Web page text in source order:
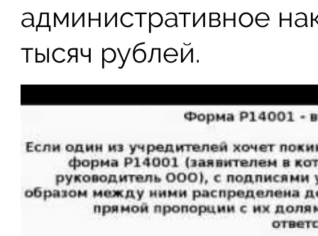
административное
тысяч рублей.